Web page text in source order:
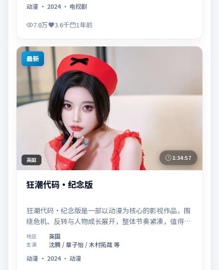
动漫 · 2024· 电视剧
7.8万 3.6千 1年前
最新
英国 1:34:57
狂潮代码·纪念版
狂潮代码·纪念版是一部以动漫为核心的影视作品，围
绕危机、反转与人物成长展开，整体节奏紧凑，值得推
荐观看。
地区 英国
主演
沈腾 / 章子怡 / 木村拓哉 等
动漫 · 2024· 动漫